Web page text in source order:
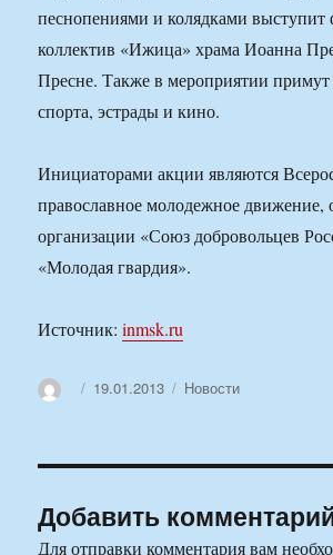
песнопениями и колядками
коллектив «Ижица» храма Иоанна
Пресне. Также в мероприятии примут
спорта, эстрады и кино.
Инициаторами акции являются
православное молодежное движение,
организации «Союз добровольцев
«Молодая гвардия».
Источник:inmsk.ru
АвторОпубликовано
19.01.2013 Рубрики
Новости
Добавить
Для отправки комментария вам